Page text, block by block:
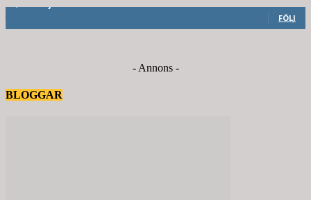
FÖLJ
- Annons -
BLOGGAR